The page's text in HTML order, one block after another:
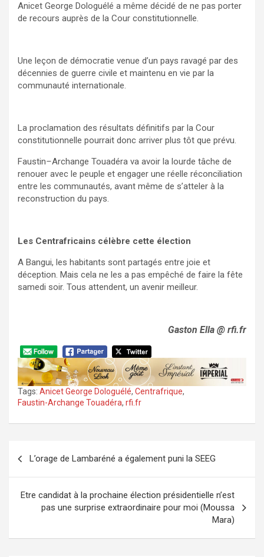
Anicet George Dologuélé a même décidé de ne pas porter
de recours auprès de la Cour constitutionnelle.
Une leçon de démocratie venue d’un pays ravagé par des
décennies de guerre civile et maintenu en vie par la
communauté internationale.
La proclamation des résultats définitifs par la Cour
constitutionnelle pourrait donc arriver plus tôt que prévu.
Faustin–Archange Touadéra va avoir la lourde tâche de
renouer avec le peuple et engager une réelle réconciliation
entre les communautés, avant même de s’atteler à la
reconstruction du pays.
Les Centrafricains célèbre cette élection
A Bangui, les habitants sont partagés entre joie et
déception. Mais cela ne les a pas empêché de faire la fête
samedi soir. Tous attendent, un avenir meilleur.
Gaston Ella @ rfi.fr
Tags: Anicet George Dologuélé, Centrafrique,
Faustin-Archange Touadéra, rfi.fr
de
l’article
L’orage de Lambaréné a également puni la SEEG
Etre candidat à la prochaine élection présidentielle n’est
pas une surprise extraordinaire pour moi (Moussa
Mara)